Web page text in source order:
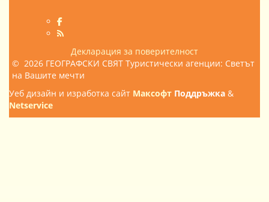
Декларация за поверителност
© 2026 ГЕОГРАФСКИ СВЯТ Туристически агенции: Светът
на Вашите мечти
Уеб дизайн и изработка сайт Максофт Поддръжка &
Netservice